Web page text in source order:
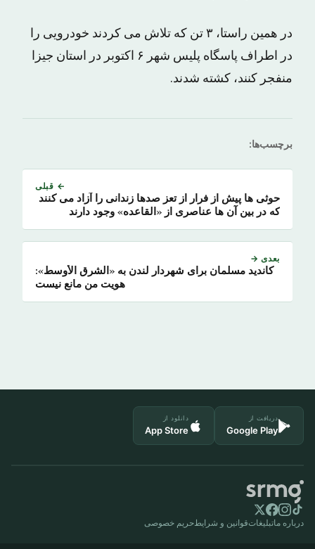
در همین راستا، ۳ تن که تلاش می کردند خودرویی را
در اطراف پاسگاه پلیس شهر ۶ اکتوبر در استان جیزا
منفجر کنند، کشته شدند.
برچسب‌ها:
← قبلی
حوثی ها پیش از فرار از تعز صدها زندانی را آزاد می کنند
که در بین آن ها عناصری از «القاعده» وجود دارند
بعدی →
کاندید مسلمان برای شهردار لندن به «الشرق الأوسط»:
هویت من مانع نیست
دریافت از
Google Play
دانلود از
App Store
درباره ماتبلیغاتقوانین و شرایط حریم خصوصی